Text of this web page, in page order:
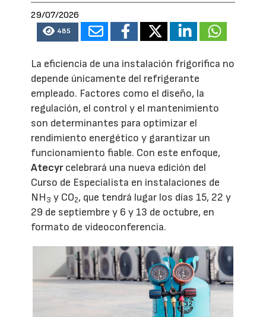
29/07/2026
485
La eficiencia de una instalación frigorífica no
depende únicamente del refrigerante
empleado. Factores como el diseño, la
regulación, el control y el mantenimiento
son determinantes para optimizar el
rendimiento energético y garantizar un
funcionamiento fiable. Con este enfoque,
Atecyrcelebrará una nueva edición del
Curso de Especialista en instalaciones de
NH3 y CO2, que tendrá lugar los días 15, 22 y
29 de septiembre y 6 y 13 de octubre, en
formato de videoconferencia.